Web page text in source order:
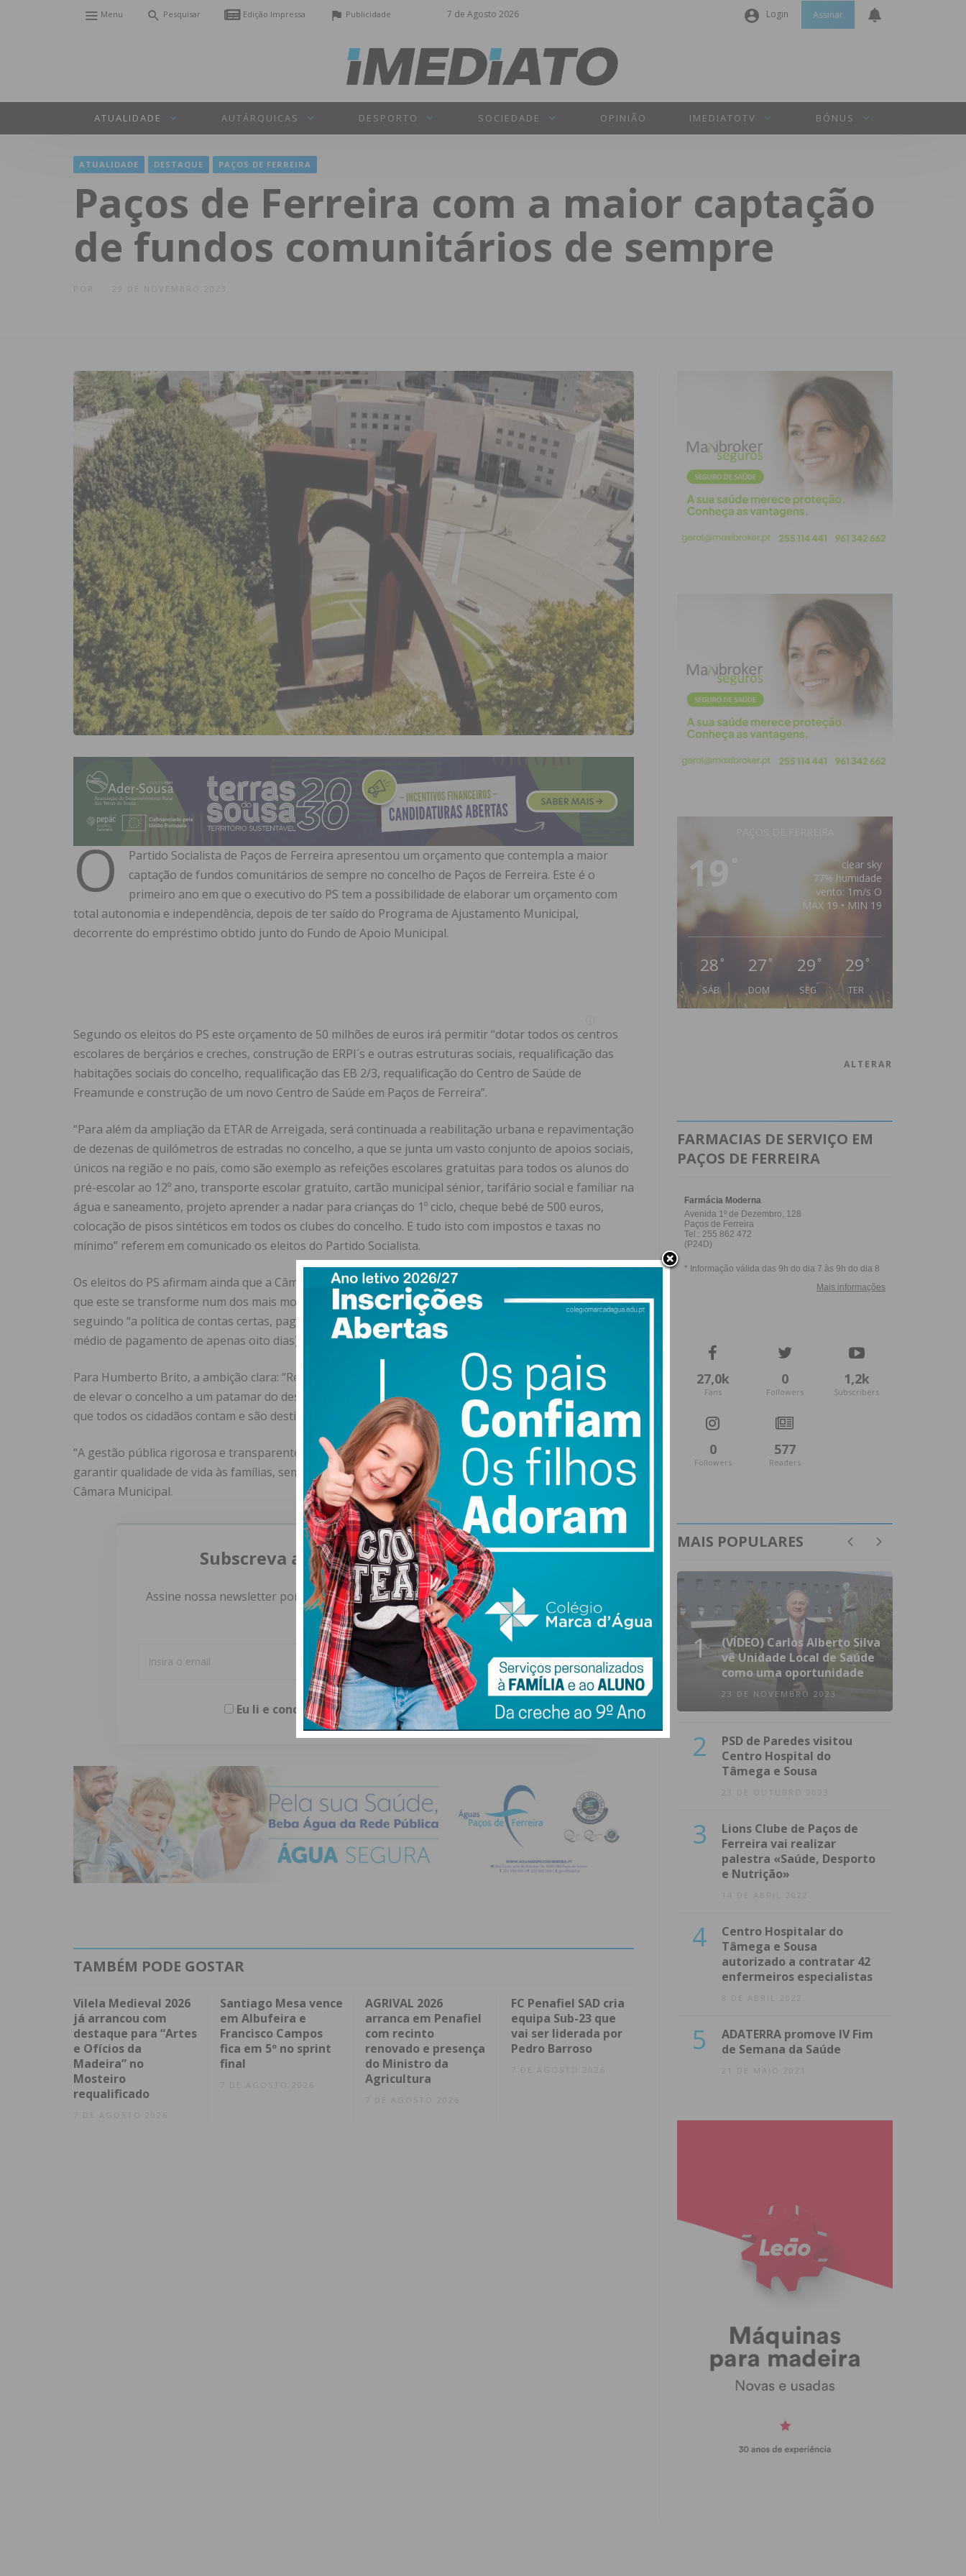
7 de Agosto 2026
Menu Pesquisar Edição Impressa Publicidade Login
Senha
INICIAR SESSÃO
Perdeu a sua senha?
Assinar
ATUALIDADE AUTÁRQUICAS DESPORTO SOCIEDADE OPINIÃO IMEDIATOTV BÓNUS
ATUALIDADE DESTAQUE PAÇOS DE FERREIRA
Paços de Ferreira com a maior captação
de fundos comunitários de sempre
O
Partido Socialista de Paços de Ferreira apresentou um orçamento que contempla a maior
captação de fundos comunitários de sempre no concelho de Paços de Ferreira. Este é o
primeiro ano em que o executivo do PS tem a possibilidade de elaborar um orçamento com
total autonomia e independência, depois de ter saído do Programa de Ajustamento Municipal,
decorrente do empréstimo obtido junto do Fundo de Apoio Municipal.
Segundo os eleitos do PS este orçamento de 50 milhões de euros irá permitir “dotar todos os centros
escolares de berçários e creches, construção de ERPI´s e outras estruturas sociais, requalificação das
habitações sociais do concelho, requalificação das EB 2/3, requalificação do Centro de Saúde de
Freamunde e construção de um novo Centro de Saúde em Paços de Ferreira”.
“Para além da ampliação da ETAR de Arreigada, será continuada a reabilitação urbana e repavimentação
de dezenas de quilómetros de estradas no concelho, a que se junta um vasto conjunto de apoios sociais,
únicos na região e no país, como são exemplo as refeições escolares gratuitas para todos os alunos do
pré-escolar ao 12º ano, transporte escolar gratuito, cartão municipal sénior, tarifário social e familiar na
água e saneamento, projeto aprender a nadar para crianças do 1º ciclo, cheque bebé de 500 euros,
colocação de pisos sintéticos em todos os clubes do concelho. E tudo isto com impostos e taxas no
mínimo” referem em comunicado os eleitos do Partido Socialista.
Os eleitos do PS afirmam ainda que a Câmara Municipal de Paços de Ferreira “projeta o concelho para
que este se transforme num dos mais modernos e desenvolvidos concelhos da região e do país”,
seguindo “a política de contas certas, pagando as suas contas de forma absolutamente exemplar (prazo
médio de pagamento de apenas oito dias) ”.
Para Humberto Brito, a ambição clara: “Recuperada a autonomia financeira, estamos hoje em condições
de elevar o concelho a um patamar do desenvolvimento social, cultural e económico de excelência, em
que todos os cidadãos contam e são destinatários diretos das nossas políticas públicas”.
“A gestão pública rigorosa e transparente significa que os recursos públicos são hoje alocados a
garantir qualidade de vida às famílias, sempre com impostos mínimos”, refere o atual Presidente da
Câmara Municipal.
Subscreva a newsletter do Imediato
Assine nossa newsletter por e-mail e obtenha de forma regular a informação
atualizada.
Eu li e concordo com ostermos e condições
TAMBÉM PODE GOSTAR
Vilela Medieval 2026
já arrancou com
destaque para “Artes
e Ofícios da
Madeira” no
Mosteiro
requalificado
7 DE AGOSTO 2026
Santiago Mesa vence
em Albufeira e
Francisco Campos
fica em 5º no sprint
final
7 DE AGOSTO 2026
AGRIVAL 2026
arranca em Penafiel
com recinto
renovado e presença
do Ministro da
Agricultura
7 DE AGOSTO 2026
FC Penafiel SAD cria
equipa Sub-23 que
vai ser liderada por
Pedro Barroso
7 DE AGOSTO 2026
19
clear sky
77% humidade
vento: 1m/s O
MAX 19 • MIN 19
28 °
SÁB
27 °
DOM
29 °
SEG
29 °
TER
ALTERAR
FARMACIAS DE SERVIÇO EM
PAÇOS DE FERREIRA
27,0k
Fans
0
Followers
1,2k
Subscribers
0
Followers
577
Readers
MAIS POPULARES
1
(VÍDEO) Carlos Alberto Silva
vê Unidade Local de Saúde
como uma oportunidade
23 DE NOVEMBRO 2023
2
PSD de Paredes visitou
Centro Hospital do
Tâmega e Sousa
23 DE OUTUBRO 2023
3
Lions Clube de Paços de
Ferreira vai realizar
palestra «Saúde, Desporto
e Nutrição»
14 DE ABRIL 2022
4
Centro Hospitalar do
Tâmega e Sousa
autorizado a contratar 42
enfermeiros especialistas
8 DE ABRIL 2022
5
ADATERRA promove IV Fim
de Semana da Saúde
21 DE MAIO 2021